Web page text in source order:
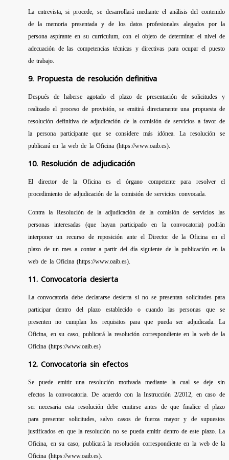
La entrevista, si procede, se desarrollará mediante el análisis del contenido
de la memoria presentada y de los datos profesionales alegados por la
persona aspirante en su currículum, con el objeto de determinar el nivel de
adecuación de las competencias técnicas y directivas para ocupar el puesto
de trabajo.
9. Propuesta de resolución definitiva
Después de haberse agotado el plazo de presentación de solicitudes y
realizado el proceso de provisión, se emitirá directamente una propuesta de
resolución definitiva de adjudicación de la comisión de servicios a favor de
la persona participante que se considere más idónea. La resolución se
publicará en la web de la Oficina (https://www.oaib.es).
10. Resolución de adjudicación
El director de la Oficina es el órgano competente para resolver el
procedimiento de adjudicación de la comisión de servicios convocada.
Contra la Resolución de la adjudicación de la comisión de servicios las
personas interesadas (que hayan participado en la convocatoria) podrán
interponer un recurso de reposición ante el Director de la Oficina en el
plazo de un mes a contar a partir del día siguiente de la publicación en la
web de la Oficina (https://www.oaib.es).
11. Convocatoria desierta
La convocatoria debe declararse desierta si no se presentan solicitudes para
participar dentro del plazo establecido o cuando las personas que se
presenten no cumplan los requisitos para que pueda ser adjudicada. La
Oficina, en su caso, publicará la resolución correspondiente en la web de la
Oficina (https://www.oaib.es)
12. Convocatoria sin efectos
Se puede emitir una resolución motivada mediante la cual se deje sin
efectos la convocatoria. De acuerdo con la Instrucción 2/2012, en caso de
ser necesaria esta resolución debe emitirse antes de que finalice el plazo
para presentar solicitudes, salvo casos de fuerza mayor y de supuestos
justificados en que la resolución no se pueda emitir dentro de este plazo. La
Oficina, en su caso, publicará la resolución correspondiente en la web de la
Oficina (https://www.oaib.es).